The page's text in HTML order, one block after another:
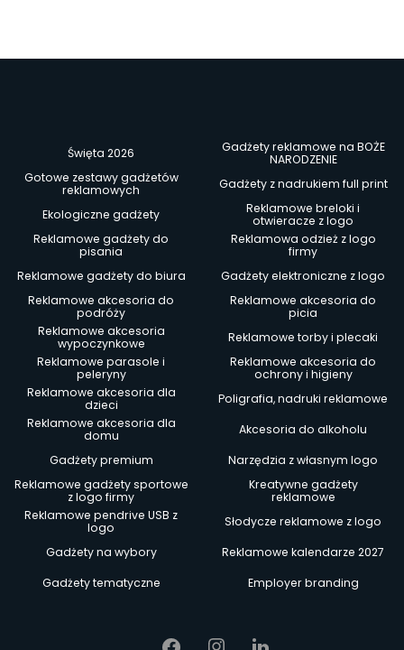
Święta 2026
Gadżety reklamowe na BOŻE
NARODZENIE
Gotowe zestawy gadżetów
reklamowych
Gadżety z nadrukiem full print
Ekologiczne gadżety
Reklamowe breloki i
otwieracze z logo
Reklamowe gadżety do
pisania
Reklamowa odzież z logo
firmy
Reklamowe gadżety do biura
Gadżety elektroniczne z logo
Reklamowe akcesoria do
podróży
Reklamowe akcesoria do
picia
Reklamowe akcesoria
wypoczynkowe
Reklamowe torby i plecaki
Reklamowe parasole i
peleryny
Reklamowe akcesoria do
ochrony i higieny
Reklamowe akcesoria dla
dzieci
Poligrafia, nadruki reklamowe
Reklamowe akcesoria dla
domu
Akcesoria do alkoholu
Gadżety premium
Narzędzia z własnym logo
Reklamowe gadżety sportowe
z logo firmy
Kreatywne gadżety
reklamowe
Reklamowe pendrive USB z
logo
Słodycze reklamowe z logo
Gadżety na wybory
Reklamowe kalendarze 2027
Gadżety tematyczne
Employer branding